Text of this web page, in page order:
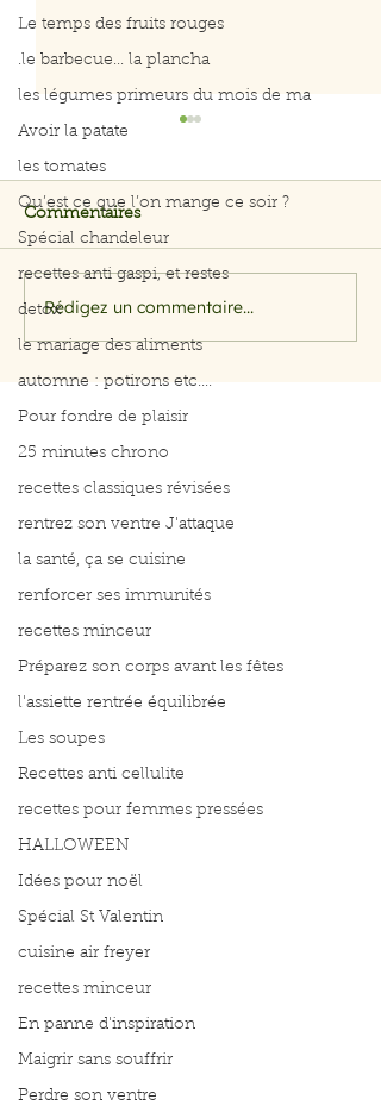
Le temps des fruits rouges
.le barbecue... la plancha
les légumes primeurs du mois de ma
Avoir la patate
les tomates
Qu’est ce que l’on mange ce soir ?
Spécial chandeleur
recettes anti gaspi, et restes
detox
le mariage des aliments
automne : potirons etc....
Pour fondre de plaisir
25 minutes chrono
recettes classiques révisées
rentrez son ventre J'attaque
la santé, ça se cuisine
renforcer ses immunités
recettes minceur
Préparez son corps avant les fêtes
l'assiette rentrée équilibrée
Les soupes
Recettes anti cellulite
recettes pour femmes pressées
HALLOWEEN
Idées pour noël
Spécial St Valentin
cuisine air freyer
recettes minceur
En panne d'inspiration
Maigrir sans souffrir
Perdre son ventre
on mange quoi ce soir
Commentaires
Rédigez un commentaire...